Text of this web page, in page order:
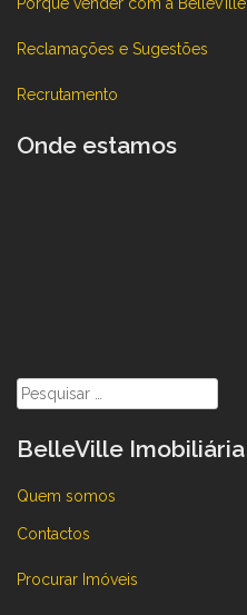
Porque vender com a BelleVille
Reclamações e Sugestões
Recrutamento
Onde estamos
Pesquisar
por:
BelleVille Imobiliária
Quem somos
Contactos
Procurar Imóveis